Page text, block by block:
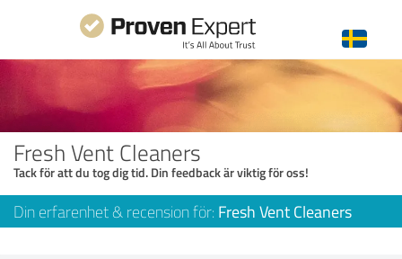
Fresh Vent Cleaners
Tack för att du tog dig tid. Din feedback är viktig för oss!
Din erfarenhet & recension för: Fresh Vent Cleaners